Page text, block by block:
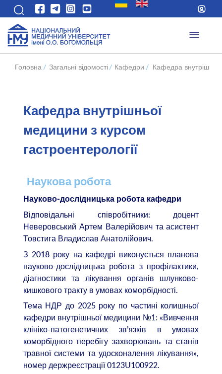
Головна / Загальні відомості / Кафедри / Кафедра
Кафедра внутрішньої
медицини з курсом
гастроентерології
Наукова робота
Науково-дослідницька робота кафедри
Відповідальні співробітники: доцент
Неверовський Артем Валерійович та асистент
Товстига Владислав Анатолійович.
З 2018 року на кафедрі виконується планова
науково-дослідницька робота з профілактики,
діагностики та лікування органів шлунково-
кишкового тракту в умовах коморбідності.
Тема НДР до 2025 року по частині колишньої
кафедри внутрішньої медицини №1: «Вивчення
клініко-патогенетичних зв’язків в умовах
коморбідного перебігу захворювань та станів
травної системи та удосконалення лікування»,
номер держреєстрації 0123U100922.